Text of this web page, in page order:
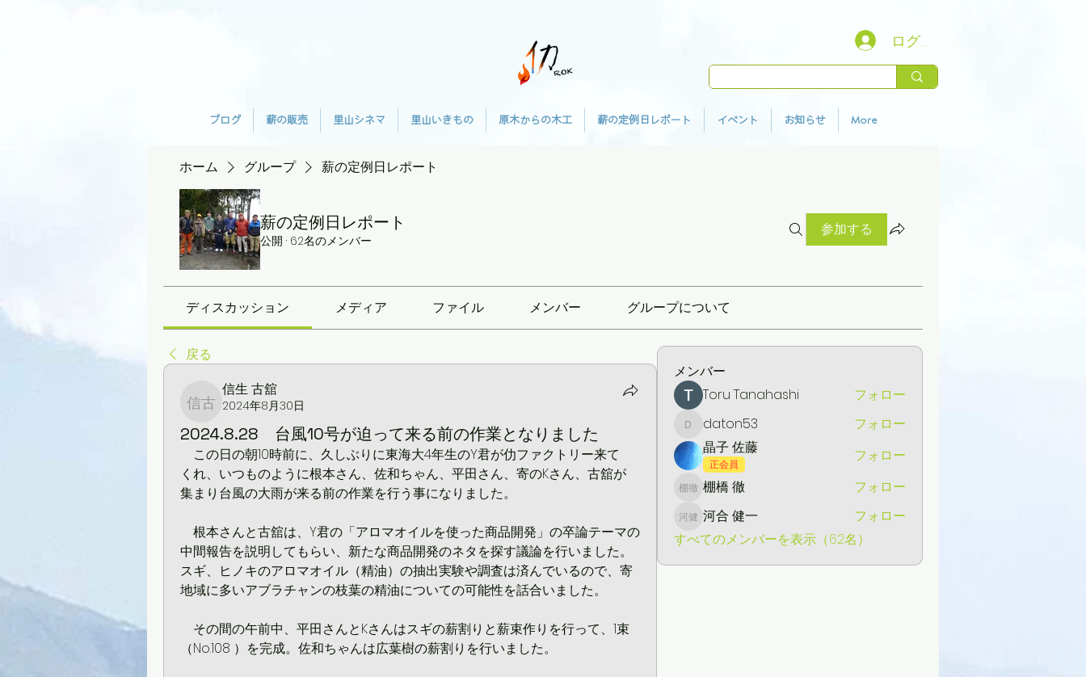
ログイン
ブログ 薪の販売 里山シネマ 里山いきもの 原木からの木工 薪の定例日レポート イベント お知らせ More
ホーム グループ 薪の定例日レポート
薪の定例日レポート
公開 · 62名のメンバー
参加する
ディスカッション メディア ファイル メンバー グループについて
戻る
信生 古舘
信生 古舘
2024年8月30日
2024.8.28 台風10号が迫って来る前の作業となりました
この日の朝10時前に、久しぶりに東海大4年生のY君が仂ファクトリー来て
くれ、いつものように根本さん、佐和ちゃん、平田さん、寄のKさん、古舘が
集まり台風の大雨が来る前の作業を行う事になりました。
根本さんと古舘は、Y君の「アロマオイルを使った商品開発」の卒論テーマの
中間報告を説明してもらい、新たな商品開発のネタを探す議論を行いました。
スギ、ヒノキのアロマオイル（精油）の抽出実験や調査は済んでいるので、寄
地域に多いアブラチャンの枝葉の精油についての可能性を話合いました。
その間の午前中、平田さんとKさんはスギの薪割りと薪束作りを行って、1束
（No.108 ）を完成。佐和ちゃんは広葉樹の薪割りを行いました。
メンバー
Toru Tanahashi フォロー
daton53
daton53
フォロー
晶子 佐藤
正会員 フォロー
棚橋 徹棚橋 徹 フォロー
河合 健一
河合 健一
フォロー
すべてのメンバーを表示（62名）